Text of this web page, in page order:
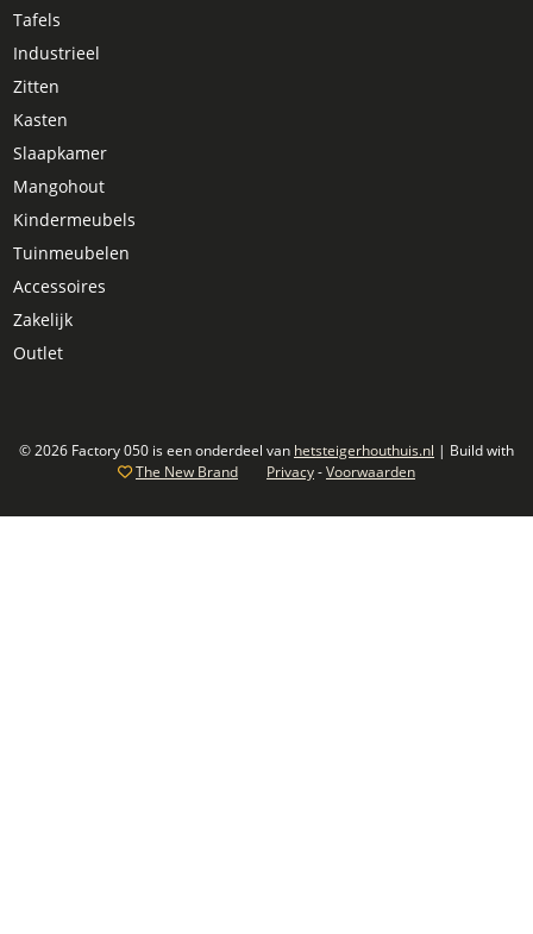
Tafels
Industrieel
Zitten
Kasten
Slaapkamer
Mangohout
Kindermeubels
Tuinmeubelen
Accessoires
Zakelijk
Outlet
© 2026 Factory 050 is een onderdeel van hetsteigerhouthuis.nl | Build with
The New Brand
Privacy-Voorwaarden